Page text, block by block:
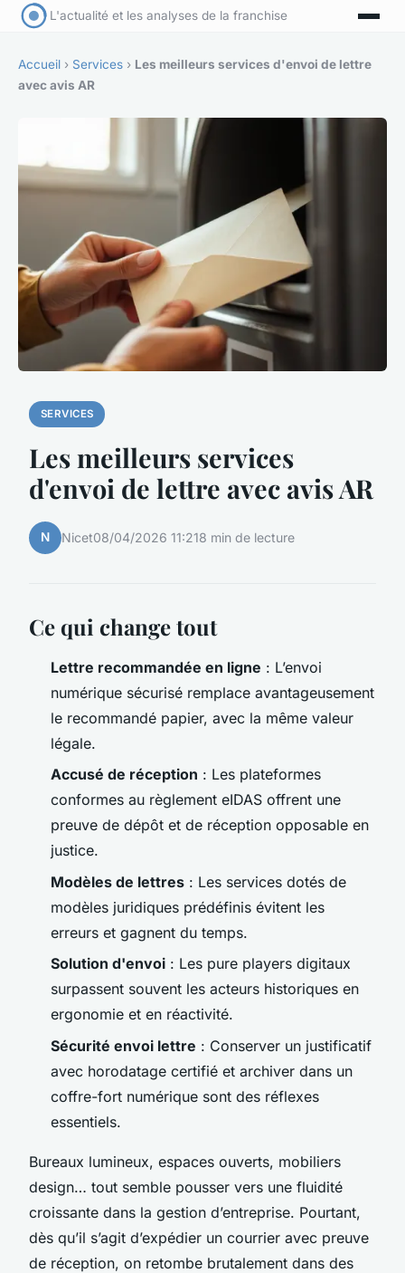
L'actualité et les analyses de la franchise
Accueil › Services › Les meilleurs services d'envoi de lettre
avec avis AR
SERVICES
Les meilleurs services
d'envoi de lettre avec avis AR
N Nicet08/04/2026 11:218 min de lecture
Ce qui change tout
Lettre recommandée en ligne : L’envoi
numérique sécurisé remplace avantageusement
le recommandé papier, avec la même valeur
légale.
Accusé de réception : Les plateformes
conformes au règlement eIDAS offrent une
preuve de dépôt et de réception opposable en
justice.
Modèles de lettres : Les services dotés de
modèles juridiques prédéfinis évitent les
erreurs et gagnent du temps.
Solution d'envoi : Les pure players digitaux
surpassent souvent les acteurs historiques en
ergonomie et en réactivité.
Sécurité envoi lettre : Conserver un justificatif
avec horodatage certifié et archiver dans un
coffre-fort numérique sont des réflexes
essentiels.
Bureaux lumineux, espaces ouverts, mobiliers
design… tout semble pousser vers une fluidité
croissante dans la gestion d’entreprise. Pourtant,
dès qu’il s’agit d’expédier un courrier avec preuve
de réception, on retombe brutalement dans des